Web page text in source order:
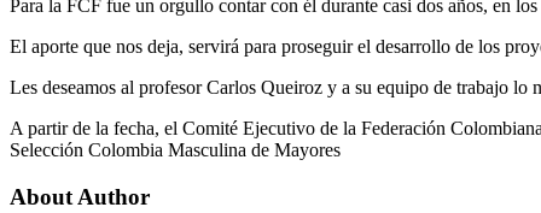
Para la FCF fue un orgullo contar con él durante casi dos años, en
El aporte que nos deja, servirá para proseguir el desarrollo de los
Les deseamos al profesor Carlos Queiroz y a su equipo de trabajo lo
A partir de la fecha, el Comité Ejecutivo de la Federación
Selección Colombia Masculina de Mayores
About Author